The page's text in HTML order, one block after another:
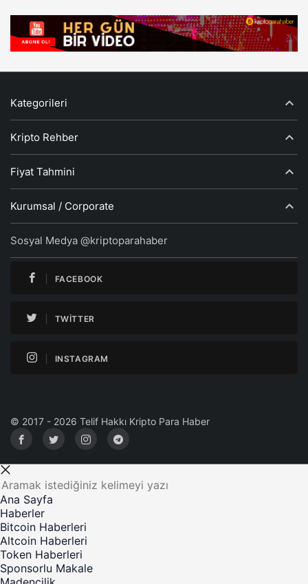
Kategorileri
Kripto Rehber
Fiyat Tahmini
Kurumsal / Corporate
Sosyal Medya @kriptoparahaber
FACEBOOK
TWITTER
INSTAGRAM
© 2017 - 2026 Telif Hakkı Kripto Para Haber
Ana Sayfa
Haberler
Bitcoin Haberleri
Altcoin Haberleri
Token Haberleri
Sponsorlu Makale